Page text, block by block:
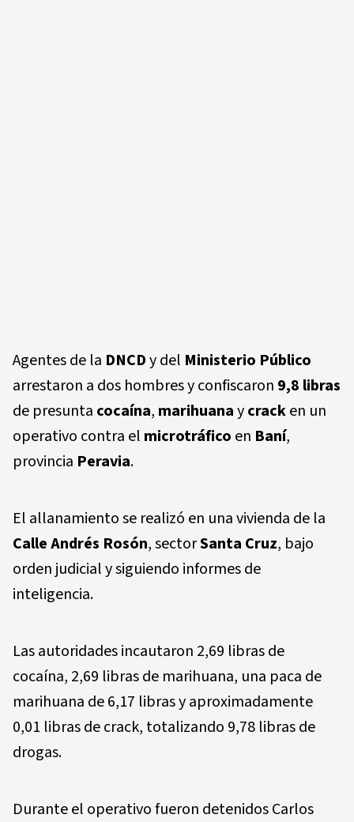
Agentes de la DNCDy del Ministerio Público
arrestaron a dos hombres y confiscaron 9,8 libras
de presunta cocaína, marihuanaycracken un
operativo contra el microtráfico en Baní,
provincia Peravia.
El allanamiento se realizó en una vivienda de la
Calle Andrés Rosón, sectorSanta Cruz, bajo
orden judicial y siguiendo informes de
inteligencia.
Las autoridades incautaron 2,69 libras de
cocaína, 2,69 libras de marihuana, una paca de
marihuana de 6,17 libras y aproximadamente
0,01 libras de crack, totalizando 9,78 libras de
drogas.
Durante el operativo fueron detenidos Carlos